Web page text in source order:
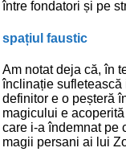
între fondatori și pe
spațiul faustic
Am notat deja că, în
înclinație sufletească
definitor e o peșteră
magicului e
care i-a îndemnat pe
magii persani ai lui